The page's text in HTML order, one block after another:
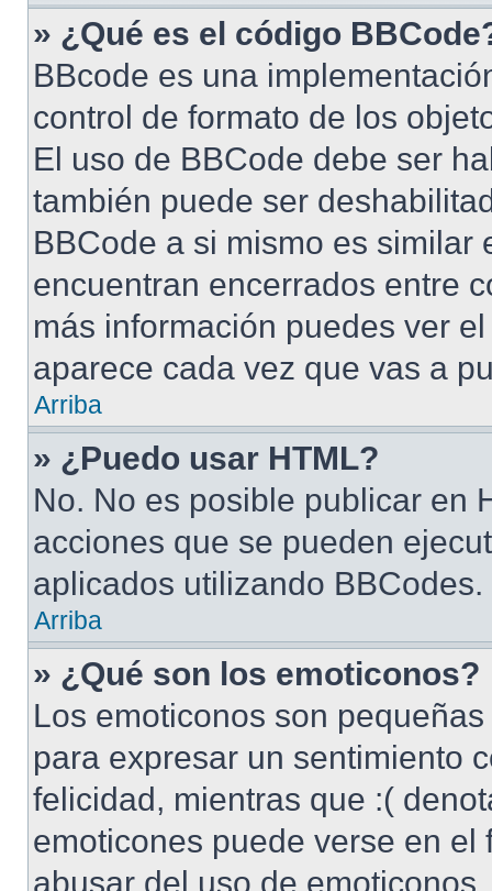
» ¿Qué es el código
BBcode es una
control de formato de los
El uso de BBCode debe ser
también puede ser
BBCode a si mismo es similar
encuentran encerrados entre
más información puedes ver
aparece cada vez que vas a
Arriba
» ¿Puedo usar HTML?
No. No es posible publicar en
acciones que se pueden
aplicados utilizando BBCodes.
Arriba
» ¿Qué son los emoticonos?
Los emoticonos son
para expresar un sentimiento
felicidad, mientras que :(
emoticones puede verse en
abusar del uso de